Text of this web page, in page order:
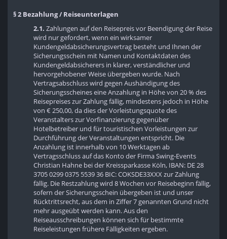
§ 2 Bezahlung / Reiseunterlagen
2.1. Zahlungen auf den Reisepreis vor Beendigung der Reise
wird nur gefordert, wenn ein wirksamer
Kundengeldabsicherungsvertrag besteht und Ihnen der
Sicherungsschein mit Namen und Kontaktdaten des
Kundengeldabsicherers in klarer, verständlicher und
hervorgehobener Weise übergeben wurde. Nach
Vertragsabschluss wird gegen Aushändigung des
Sicherungsscheines eine Anzahlung in Höhe von 20 % des
Reisepreises zur Zahlung fällig, mindestens jedoch in Höhe
von € 250,00, da dies der Vorleistungsquote des
Veranstalters zur Vorfinanzierung gegenüber
Hotelbetreiber und für touristischen Vorleistungen zur
Durchführung der Veranstaltungen entspricht. Die
Anzahlung ist innerhalb von 10 Werktagen ab
Vertragsschluss auf das Konto der Firma Swing-Events
Christian Hahne bei der Kreissparkasse Köln, IBAN: DE 28
3705 0299 0375 5539 36 BIC: COKSDE33XXX zur Zahlung
fällig. Die Restzahlung wird 8 Wochen vor Reisebeginn fällig,
sofern der Sicherungsschein übergeben ist und unser
Rücktrittsrecht, aus dem in Ziffer 7 genannten Grund nicht
mehr ausgeübt werden kann. Aus den
Reiseausschreibungen können sich für bestimmte
Reiseleistungen frühere Fälligkeiten ergeben.